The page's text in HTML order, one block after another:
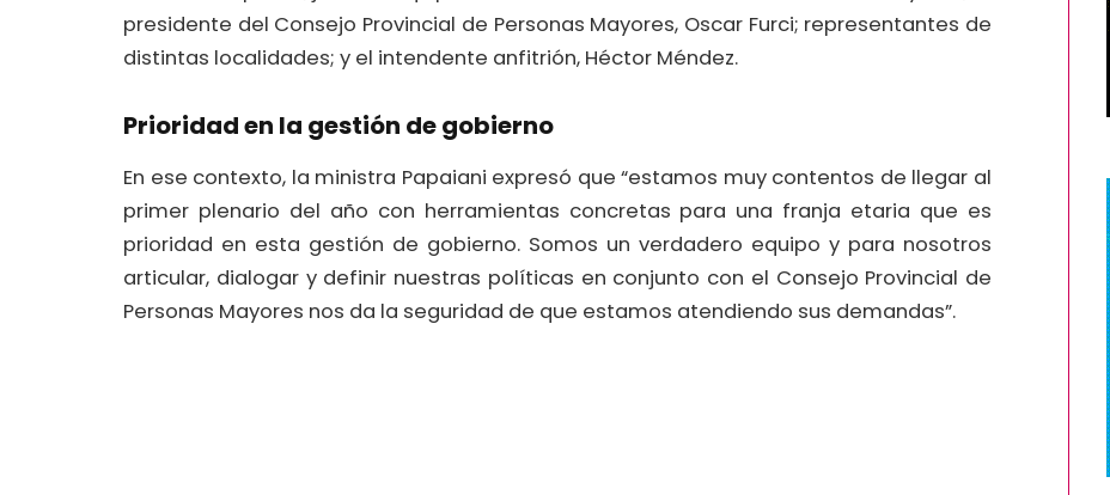
presidente del Consejo Provincial de Personas Mayores, Oscar Furci; representantes de
distintas localidades; y el intendente anfitrión, Héctor Méndez.
Prioridad en la gestión de gobierno
En ese contexto, la ministra Papaiani expresó que “estamos muy contentos de llegar al
primer plenario del año con herramientas concretas para una franja etaria que es
prioridad en esta gestión de gobierno. Somos un verdadero equipo y para nosotros
articular, dialogar y definir nuestras políticas en conjunto con el Consejo Provincial de
Personas Mayores nos da la seguridad de que estamos atendiendo sus demandas”.